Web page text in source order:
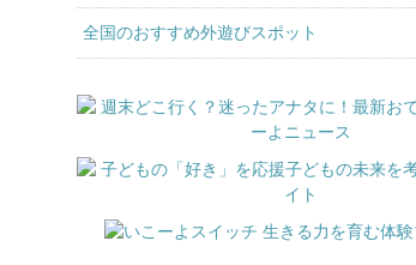
全国のおすすめ外遊びスポット